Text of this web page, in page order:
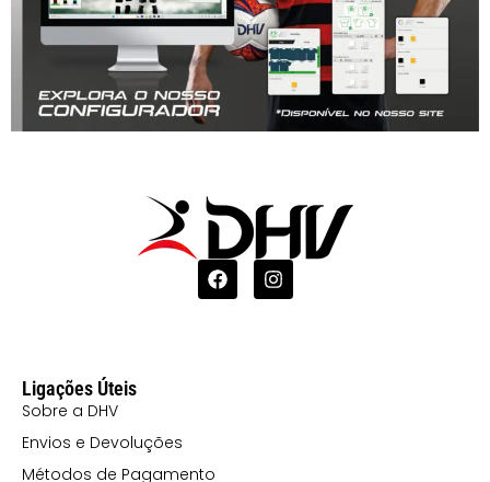
Ligações Úteis
Sobre a DHV
Envios e Devoluções
Métodos de Pagamento